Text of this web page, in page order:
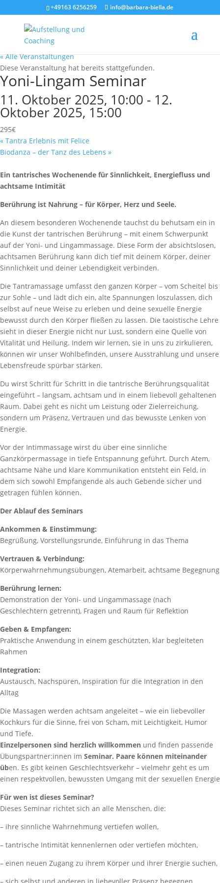
+49163 6256259 info@barbara-biella.de
« Alle Veranstaltungen
Diese Veranstaltung hat bereits stattgefunden.
Yoni-Lingam Seminar
11. Oktober 2025, 10:00 - 12.
Oktober 2025, 15:00
295€
« Tantra Erlebnis mit Felice
Biodanza – der Tanz des Lebens »
Ein tantrisches Wochenende für Sinnlichkeit, Energiefluss und
achtsame Intimität
Berührung ist Nahrung – für Körper, Herz und Seele.
An diesem besonderen Wochenende tauchst du behutsam ein in
die Kunst der tantrischen Berührung – mit einem Schwerpunkt
auf der Yoni- und Lingammassage. Diese Form der absichtslosen,
achtsamen Berührung kann dich tief mit deinem Körper, deiner
Sinnlichkeit und deiner Lebendigkeit verbinden.
Die Tantramassage umfasst den ganzen Körper – vom Scheitel bis
zur Sohle – und lädt dich ein, alte Spannungen loszulassen, dich
selbst auf neue Weise zu erleben und deine sexuelle Energie
bewusst durch den Körper fließen zu lassen. Die taoistische Lehre
sieht in dieser Energie nicht nur Lust, sondern eine Quelle von
Vitalität und Heilung. Indem wir lernen, sie in uns zu zirkulieren,
können wir unser Wohlbefinden, unsere Ausstrahlung und unsere
Lebensfreude spürbar stärken.
Du wirst Schritt für Schritt in die tantrische Berührungsqualität
eingeführt – langsam, achtsam und in einem liebevoll gehaltenen
Raum. Dabei geht es nicht um Leistung oder Zielerreichung,
sondern um Präsenz, Vertrauen und das bewusste Lenken von
Energie.
Vor der Intimmassage wirst du über eine sinnliche
Ganzkörpermassage in tiefe Entspannung geführt. Durch Atem,
achtsame Nähe und klare Kommunikation entsteht ein Feld, in
dem sich sowohl Empfangende als auch Gebende sicher und
getragen fühlen können.
Der Ablauf des Seminars
Ankommen & Einstimmung:
Begrüßung, Vorstellungsrunde, Einführung in das Thema
Vertrauen & Verbindung:
Körperwahrnehmungsübungen, Atemarbeit, achtsame Begegnung
Berührung lernen:
Demonstration der Yoni- und Lingammassage (nach
Geschlechtern getrennt), Fragen und Raum für Reflektion
Geben & Empfangen:
Praktische Anwendung in einem geschützten, klar begleiteten
Rahmen
Integration:
Austausch, Nachspüren, Inspiration für die Integration in den
Alltag
Die Massagen werden achtsam angeleitet – wie ein liebevoller
Kochkurs für die Sinne, frei von Scham, mit Leichtigkeit, Humor
und Tiefe.
Einzelpersonen sind herzlich willkommen und finden passende
Übungspartner:innen im Seminar. Paare können miteinander
üben. Es gibt keinen Geschlechtsverkehr – vielmehr geht es um
einen respektvollen, bewussten Umgang mit der sexuellen Energie
Für wen ist dieses Seminar?
Dieses Seminar richtet sich an alle Menschen, die:
– ihre sinnliche Wahrnehmung vertiefen wollen,
– tantrische Intimität kennenlernen oder vertiefen möchten,
– einen neuen Zugang zu ihrem Körper und ihrer Energie suchen,